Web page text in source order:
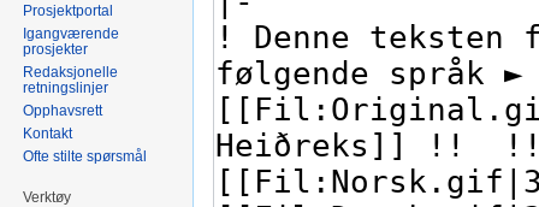
Prosjektportal
Igangværende
prosjekter
Redaksjonelle
retningslinjer
Opphavsrett
Kontakt
Ofte stilte spørsmål
Verktøy